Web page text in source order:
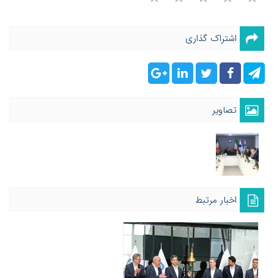
اشتراک گذاری
تصاویر
اخبار مرتبط